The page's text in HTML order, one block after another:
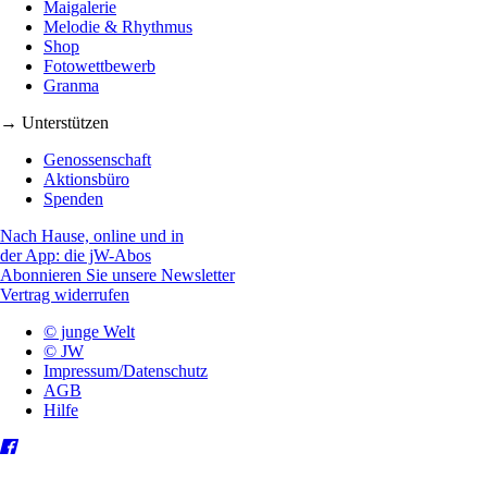
Maigalerie
Melodie & Rhythmus
Shop
Fotowettbewerb
Granma
→ Unterstützen
Genossenschaft
Aktionsbüro
Spenden
Nach Hause, online und in
der App: die jW-Abos
Abonnieren Sie unsere Newsletter
Vertrag widerrufen
© junge Welt
© JW
Impressum/Datenschutz
AGB
Hilfe